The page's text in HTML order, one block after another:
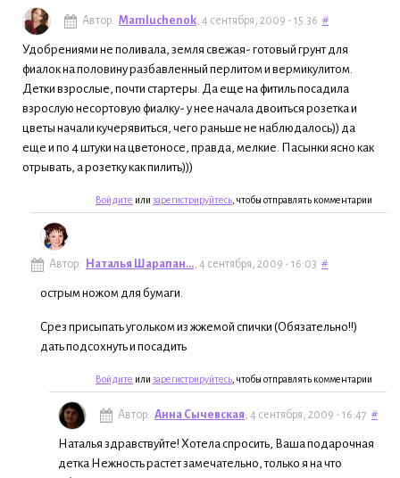
Автор: Mamluchenok, 4 сентября, 2009 - 15:36 #
Удобрениями не поливала, земля свежая- готовый грунт для
фиалок на половину разбавленный перлитом и вермикулитом.
Детки взрослые, почти стартеры. Да еще на фитиль посадила
взрослую несортовую фиалку- у нее начала двоиться розетка и
цветы начали кучерявиться, чего раньше не наблюдалось)) да
еще и по 4 штуки на цветоносе, правда, мелкие. Пасынки ясно как
отрывать, а розетку как пилить)))
Войдите или зарегистрируйтесь , чтобы отправлять комментарии
Автор: Наталья Шарапан..., 4 сентября, 2009 - 16:03 #
острым ножом для бумаги.
Срез присыпать угольком из жжемой спички (Обязательно!!)
дать подсохнуть и посадить
Войдите или зарегистрируйтесь , чтобы отправлять комментарии
Автор: Анна Сычевская, 4 сентября, 2009 - 16:47 #
Наталья здравствуйте! Хотела спросить, Ваша подарочная
детка Нежность растет замечательно, только я на что